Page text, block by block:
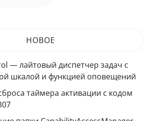
НОВОЕ
— лайтовый диспетчер задач с
шкалой и функцией оповещений
таймера активации с кодом